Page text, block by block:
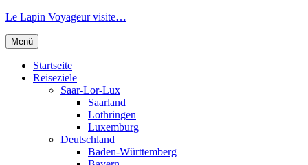
Zum
springen
Le Lapin Voyageur visite…
Menü
Startseite
Reiseziele
Saar-Lor-Lux
Saarland
Lothringen
Luxemburg
Deutschland
Baden-Württemberg